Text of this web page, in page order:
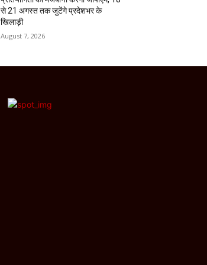
से 21 अगस्त तक जुटेंगे प्रदेशभर के
खिलाड़ी
August 7, 2026